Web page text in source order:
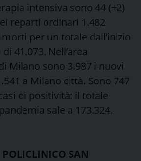
intensiva sono 44 (+2)
reparti ordinari 1.482
morti per un totale dall’inizio
41.073. Nell’area
Milano sono 3.987 i nuovi
a Milano città. Sono 747
di positività: il totale
sale a 173.324.
POLICLINICO SAN